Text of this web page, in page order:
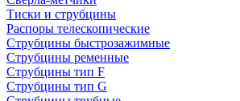
Тиски и струбцины
Распоры телескопические
Струбцины быстрозажимные
Струбцины ременные
Струбцины тип F
Струбцины тип G